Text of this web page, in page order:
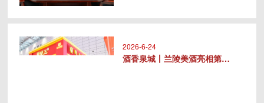
2026-6-24
酒香泉城丨兰陵美酒亮相第十届中华..